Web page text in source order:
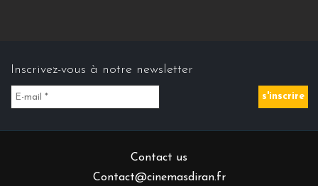
Inscrivez-vous à notre newsletter
Contact us
Contact@cinemasdiran.fr